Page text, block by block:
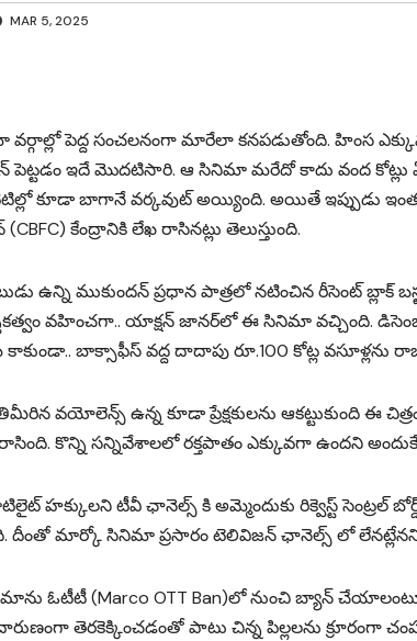
MAR 5, 2025
పెద్ద సంచలనంగా మారేలా కనపడుతోంది. హింస
ఇదే మొదటిసారి. ఆ సినిమా మరేదో కాదు వంద కోట్లు
కూడా బాగానే వర్కవుట్ అయ్యింది. అయితే ఇప్పుడు
(CBFC) కేంద్రానికి లేఖ రాసిన‌ట్లు తెలుస్తుంది.
ఉన్ని ముకుందన్ ప్ర‌ధాన పాత్ర‌లో న‌టించిన రీసెంట్ బ్లాక్
వ‌హించ‌గా.. యాక్ష‌న్ జాన‌ర్‌లో ఈ సినిమా వ‌చ్చింది.
బాక్సాఫీస్ వ‌ద్ద దాదాపు రూ.100 కోట్ల వ‌సూళ్ల‌ను
వ‌యోలెన్స్ ఉన్న కూడా ప్రేక్ష‌కులను ఆక‌ట్టుకుంది ఈ
రాసింది. కొన్ని సన్నివేశాలలో రక్తపాతం ఎక్కువగా ఉందని
హక్కులని టీవీ ఛానెల్స్ కి అమ్మెందుకు రిక్వెస్ట్ సెంట్రల్
దీంతో మార్కో సినిమా ప్రసారం టెలివిజన్ ఛానెల్స్ లో లేనట్లేనని
ఓటీటీ (Marco OTT Ban)లో నుంచి బ్యాన్ చేయాలంటూ
తెర‌కెక్కించ‌డంతో పాటు చిన్న పిల్ల‌ల‌ను క్రూరంగా